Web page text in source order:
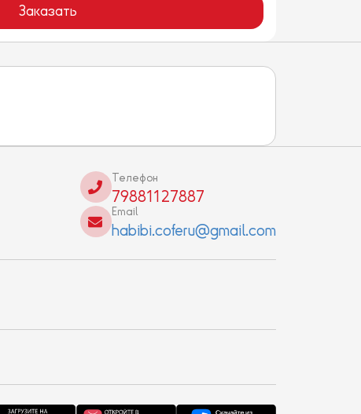
Заказать
Телефон
79881127887
Email
habibi.coferu@gmail.com